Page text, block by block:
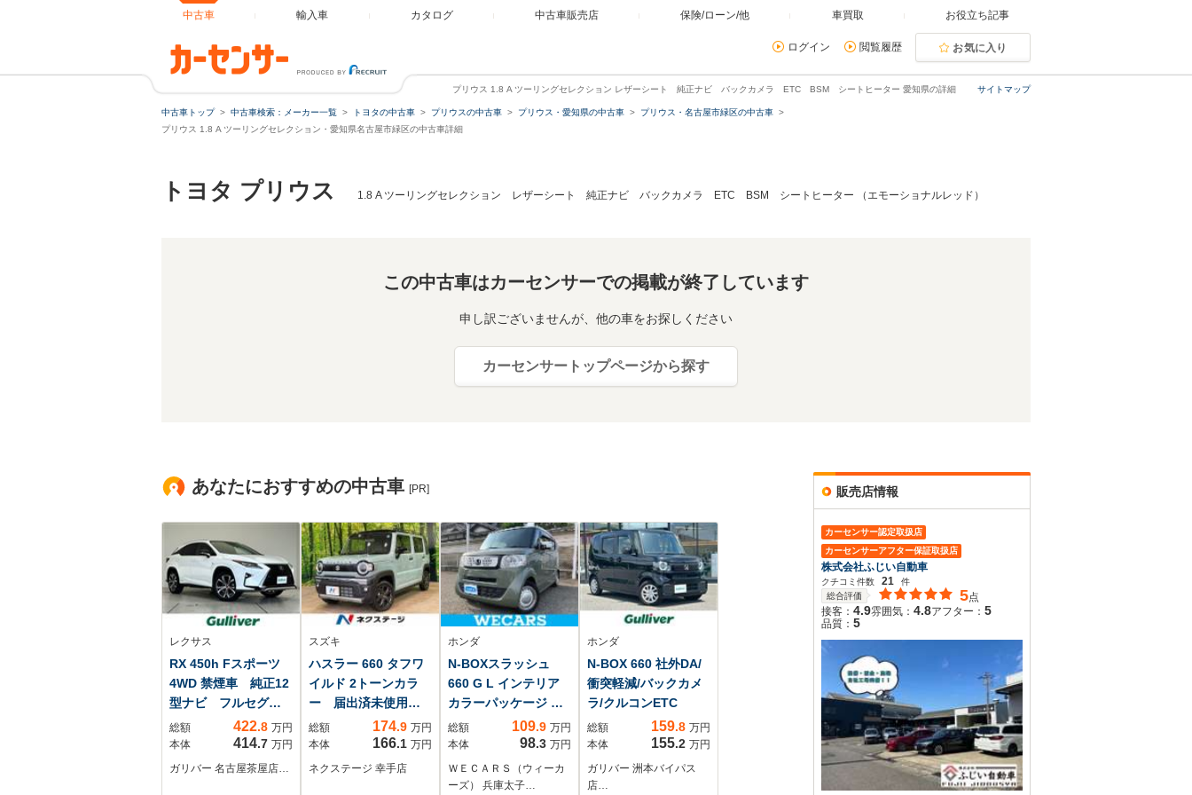
中古車 輸入車 カタログ 中古車販売店 保険/ローン/他 車買取 お役立ち記事
ログイン 閲覧履歴 お気に入り
サイトマップ
プリウス 1.8 A ツーリングセレクション レザーシート 純正ナビ バックカメラ ETC BSM シートヒーター 愛知県の詳細
中古車トップ 中古車検索：メーカー一覧 トヨタの中古車 プリウスの中古車 プリウス・愛知県の中古車
プリウス・名古屋市緑区の中古車
プリウス 1.8 A ツーリングセレクション・愛知県名古屋市緑区の中古車詳細
トヨタ プリウス 1.8 A ツーリングセレクション レザーシート 純正ナビ バックカメラ ETC BSM シートヒーター （エモーショナルレッド）
この中古車はカーセンサーでの掲載が終了しています
申し訳ございませんが、他の車をお探しください
カーセンサートップページから探す
あなたにおすすめの中古車 [PR]
レクサス
RX 450h Fスポーツ
4WD 禁煙車 純正12
型ナビ フルセグ
TV CD DVD
BT バックカメラ
レクサスセーフテ
総額 422.8 万円
本体
414.7 万円
ガリバー 名古屋茶屋店…
スズキ
ハスラー 660 タフワ
イルド 2トーンカラ
ー 届出済未使用
車 ルーフレール
衝突軽減 レーダー
クルーズ シートヒ
総額 174.9 万円
本体
166.1 万円
ネクステージ 幸手店
ホンダ
N-BOXスラッシュ
660 G L インテリア
カラーパッケージ 新
品タイヤ/純正 SDナ
ビ/衝突安全装置/シー
トヒーター/シート 合
皮/ヘッドランプ
総額 109.9 万円
本体
98.3 万円
ＷＥＣＡＲＳ（ウィーカ
ーズ） 兵庫太子…
ホンダ
N-BOX 660 社外DA/
衝突軽減/バックカメ
ラ/クルコンETC
総額 159.8 万円
本体
155.2 万円
ガリバー 洲本バイパス
店…
販売店情報
カーセンサー認定取扱店
カーセンサーアフター保証取扱店
株式会社ふじい自動車
クチコミ件数 21
件
総合評価
5点
接客： 4.9雰囲気： 4.8アフター： 5
品質： 5